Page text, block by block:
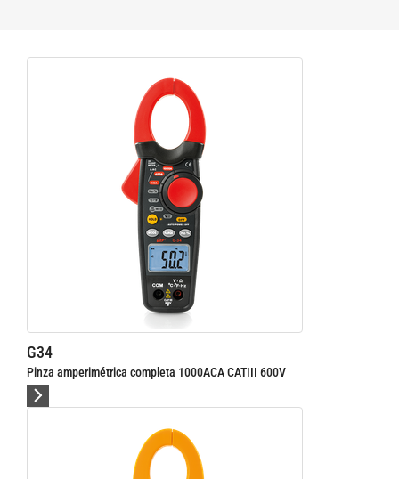
G34
Pinza amperimétrica completa 1000ACA CATIII 600V